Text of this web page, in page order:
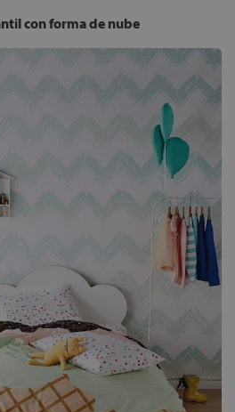
con forma de nube